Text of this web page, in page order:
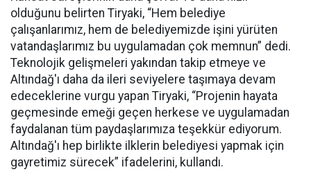
olduğunu belirten Tiryaki, “Hem belediye
çalışanlarımız, hem de belediyemizde işini yürüten
vatandaşlarımız bu uygulamadan çok memnun” dedi.
Teknolojik gelişmeleri yakından takip etmeye ve
Altındağ'ı daha da ileri seviyelere taşımaya devam
edeceklerine vurgu yapan Tiryaki, “Projenin hayata
geçmesinde emeği geçen herkese ve uygulamadan
faydalanan tüm paydaşlarımıza teşekkür ediyorum.
Altındağ'ı hep birlikte ilklerin belediyesi yapmak için
gayretimiz sürecek” ifadelerini, kullandı.